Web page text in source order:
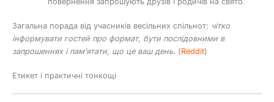
Загальна порада від учасників весільних спільнот: чітко
інформувати гостей про формат, бути послідовними в
запрошеннях і пам’ятати, що це ваш день. (Reddit)
Етикет і практичні тонкощі